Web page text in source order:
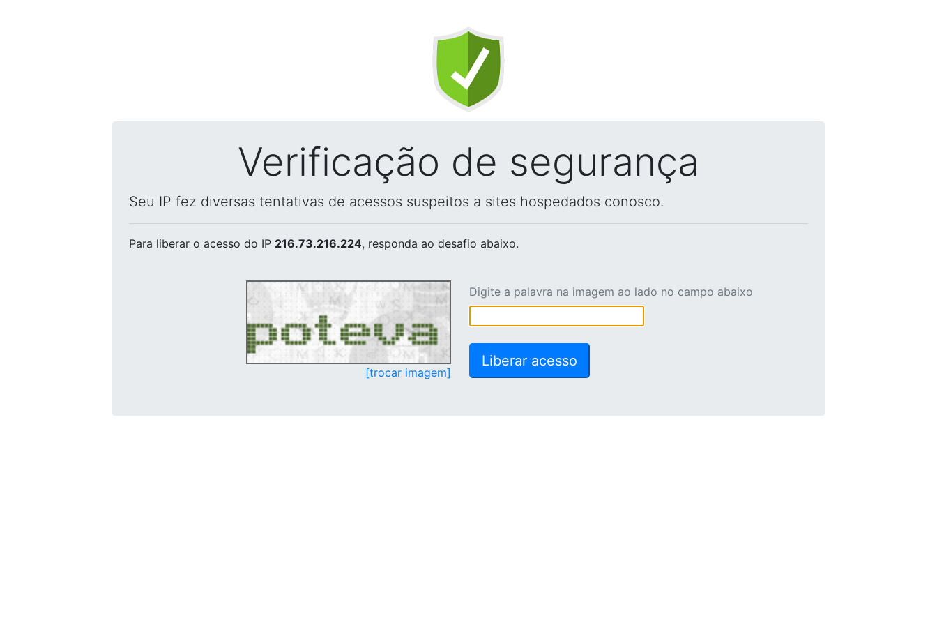
Verificação de segurança
Seu IP fez diversas tentativas de acessos suspeitos a sites hospedados conosco.
Para liberar o acesso do IP 216.73.216.224, responda ao desafio abaixo.
[trocar imagem]
Digite a palavra na imagem ao lado no campo abaixo